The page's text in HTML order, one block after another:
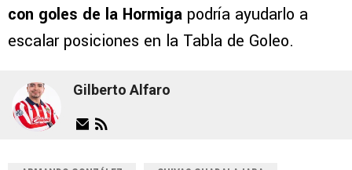
con goles de la Hormiga podría ayudarlo a
escalar posiciones en la Tabla de Goleo.
Gilberto Alfaro